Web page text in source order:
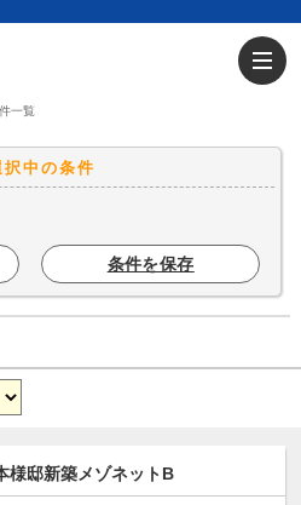
一覧
択中の条件
条件を保存
様邸新築メゾネットB